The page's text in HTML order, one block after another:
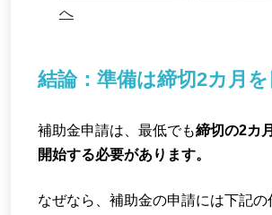
へ
結論：準備は締切2カ月
補助金申請は、最低でも締切の2カ
開始する必要があります。
なぜなら、補助金の申請には下記